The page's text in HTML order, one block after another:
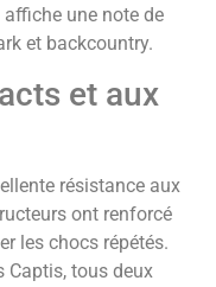
une note de
et backcountry.
et aux
résistance aux
ont renforcé
les chocs répétés.
Captis, tous deux